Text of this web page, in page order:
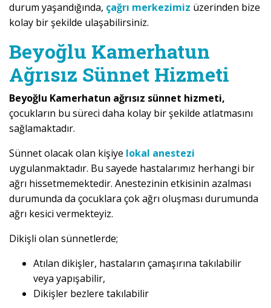
durum yaşandığında, çağrı merkezimiz üzerinden bize
kolay bir şekilde ulaşabilirsiniz.
Beyoğlu Kamerhatun
Ağrısız Sünnet Hizmeti
Beyoğlu Kamerhatun ağrısız sünnet hizmeti,
çocukların bu süreci daha kolay bir şekilde atlatmasını
sağlamaktadır.
Sünnet olacak olan kişiye lokal anestezi
uygulanmaktadır. Bu sayede hastalarımız herhangi bir
ağrı hissetmemektedir. Anestezinin etkisinin azalması
durumunda da çocuklara çok ağrı oluşması durumunda
ağrı kesici vermekteyiz.
Dikişli olan sünnetlerde;
Atılan dikişler, hastaların çamaşırına takılabilir
veya yapışabilir,
Dikişler bezlere takılabilir